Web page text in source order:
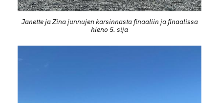
Janette ja Zina junnujen karsinnasta finaaliin ja finaalissa
hieno 5. sija